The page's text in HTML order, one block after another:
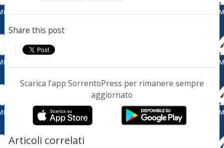
Share this post
Scarica l’app SorrentoPress per rimanere sempre
aggiornato
Articoli correlati